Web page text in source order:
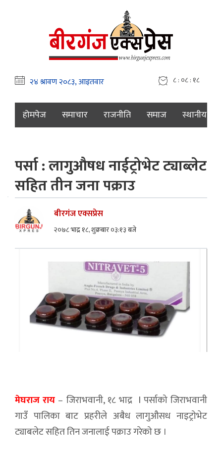
८ : ०८ : १९
होमपेज समाचार राजनीति समाज स्थानीय
पर्सा : लागुऔषध नाईट्रोभेट ट्याब्लेट
सहित तीन जना पक्राउ
बीरगंज एक्सप्रेस
२०७८ भाद्र १८, शुक्रबार ०३:१३ बजे
मेघराज राय – जिराभवानी, १८ भाद्र l पर्साको जिराभवानी
गाउँ पालिका बाट प्रहरीले अबैध लागुऔसध नाइट्रोभेट
ट्याबलेट सहित तिन जनालाई पक्राउ गरेको छ ।